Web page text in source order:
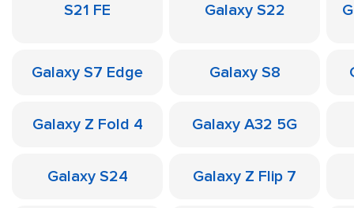
S21 FE Galaxy S22
Galaxy S7 Edge Galaxy S8
Galaxy Z Fold 4 Galaxy A32 5G
Galaxy S24 Galaxy Z Flip 7